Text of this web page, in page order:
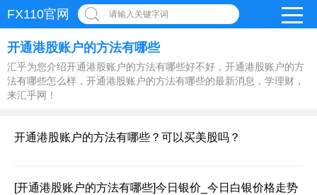
FX110官网 请输入关键字词
开通港股账户的方法有哪些
汇乎为您介绍开通港股账户的方法有哪些好不好，开通港股账户的方
法有哪些怎么样，开通港股账户的方法有哪些的最新消息，学理财，
来汇乎网！
开通港股账户的方法有哪些？可以买美股吗？
[开通港股账户的方法有哪些]今日银价_今日白银价格走势